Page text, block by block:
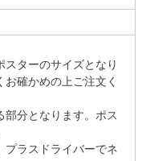
スターのサイズとなり
確かめの上ご注文く
部分となります。ポス
プラスドライバーでネ